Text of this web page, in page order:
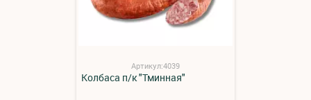
Артикул:4039
Колбаса п/к "Тминная"